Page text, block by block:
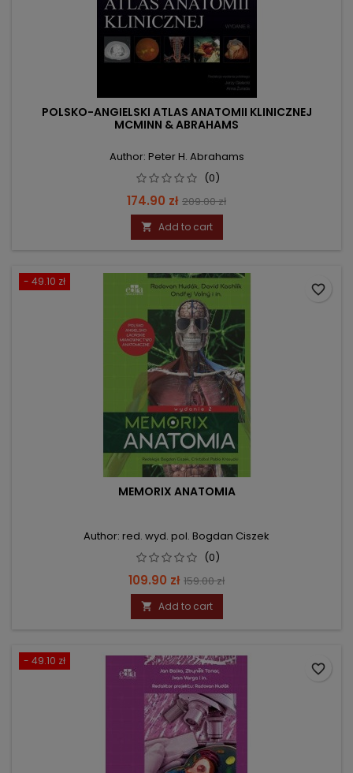
POLSKO-ANGIELSKI ATLAS ANATOMII KLINICZNEJ
MCMINN & ABRAHAMS
Author: Peter H. Abrahams
(0)
Price
174.90 zł Regular
price
209.00 zł
 Add to cart
- 49.10 zł
MEMORIX ANATOMIA
Author: red. wyd. pol. Bogdan Ciszek
(0)
Price
109.90 zł Regular
price
159.00 zł
 Add to cart
favorite_border
- 49.10 zł
favorite_border